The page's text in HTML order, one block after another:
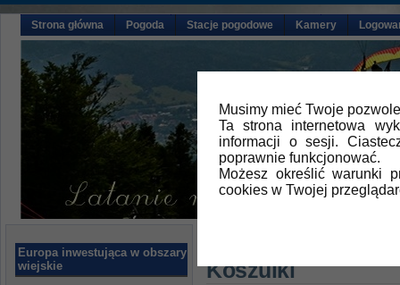
Musimy mieć Twoje
Ta strona internetowa
informacji o sesji.
poprawnie funkcjonować.
Możesz określić warunki
cookies w Twojej
Strona główna Pogoda Stacje pogodowe Kamery
Europa inwestująca w obszary
wiejskie
Koszulki